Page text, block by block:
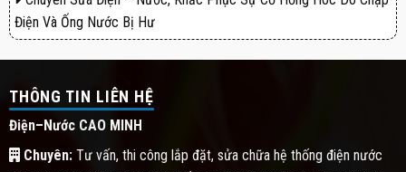
Điện Và Ống Nước Bị Hư
THÔNG TIN LIÊN HỆ
Điện–Nước CAO MINH
Chuyên:Tư vấn, thi công lắp đặt, sửa chữa hệ thống điện nước